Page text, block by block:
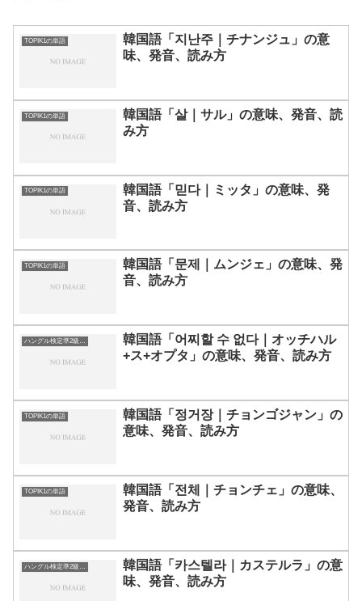
TOPIK1の単語
韓国語「지난주｜チナンジュ」の意
味、発音、読み方
TOPIK1の単語
韓国語「살｜サル」の意味、発音、読
み方
TOPIK1の単語
韓国語「믿다｜ミッタ」の意味、発
音、読み方
TOPIK1の単語
韓国語「문제｜ムンジェ」の意味、発
音、読み方
ハングル検定準2級の単語
韓国語「어찌할 수 없다｜オッチハル
+ス+オプタ」の意味、発音、読み方
TOPIK1の単語
韓国語「정거장｜チョンゴジャン」の
意味、発音、読み方
TOPIK1の単語
韓国語「전체｜チョンチェ」の意味、
発音、読み方
ハングル検定準2級の単語
韓国語「카스텔라｜カステルラ」の意
味、発音、読み方